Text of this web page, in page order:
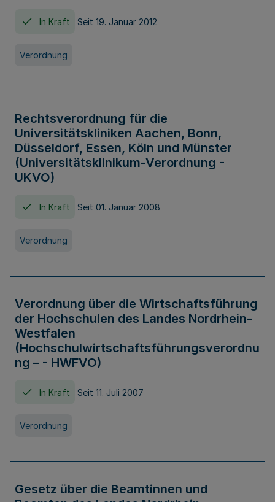
In Kraft Seit 19. Januar 2012
Verordnung
Rechtsverordnung für die
Universitätskliniken Aachen, Bonn,
Düsseldorf, Essen, Köln und Münster
(Universitätsklinikum-Verordnung -
UKVO)
In Kraft Seit 01. Januar 2008
Verordnung
Verordnung über die Wirtschaftsführung
der Hochschulen des Landes Nordrhein-
Westfalen
(Hochschulwirtschaftsführungsverordnu
ng – - HWFVO)
In Kraft Seit 11. Juli 2007
Verordnung
Gesetz über die Beamtinnen und